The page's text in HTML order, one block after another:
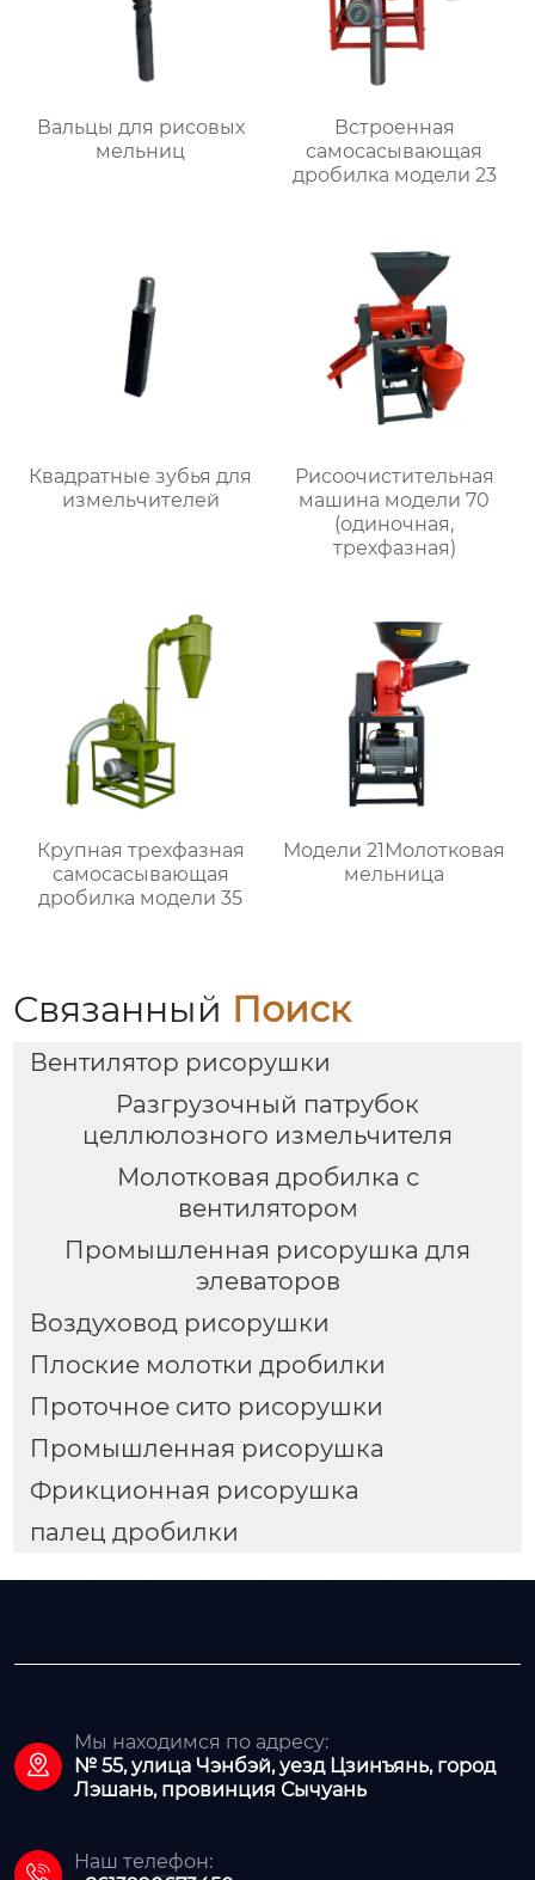
Вальцы для рисовых
мельниц
Встроенная
самоcасывающая
дробилка модели 23
Квадратные зубья для
измельчителей
Рисоочистительная
машина модели 70
(одиночная,
трехфазная)
Крупная трехфазная
самоcасывающая
дробилка модели 35
Модели 21Молотковая
мельница
Связанный Поиск
Вентилятор рисорушки
Разгрузочный патрубок
целлюлозного измельчителя
Молотковая дробилка с
вентилятором
Промышленная рисорушка для
элеваторов
Воздуховод рисорушки
Плоские молотки дробилки
Проточное сито рисорушки
Промышленная рисорушка
Фрикционная рисорушка
палец дробилки

Мы находимся по адресу:
№ 55, улица Чэнбэй, уезд Цзинъянь, город
Лэшань, провинция Сычуань
Наш телефон: